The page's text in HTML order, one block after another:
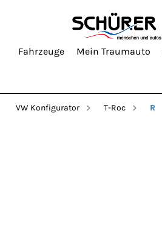
Fahrzeuge Mein Traumauto
VW Konfigurator T-Roc R